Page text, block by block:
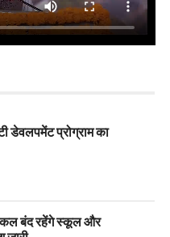
डेवलपमेंट प्रोग्राम का
कल बंद रहेंगे स्कूल और